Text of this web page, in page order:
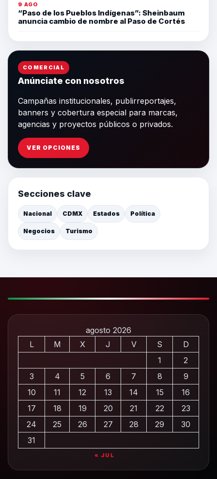
9 AGO
“Paso de los Pueblos Indígenas”: Sheinbaum
anuncia cambio de nombre al Paso de Cortés
COMERCIAL
Anúnciate con nosotros
Campañas institucionales, publirreportajes,
banners y cobertura especial para marcas,
agencias y proyectos públicos o privados.
VER OPCIONES
Secciones clave
Nacional CDMX Estados Política
Negocios Turismo
agosto 2026
L
M X J V S
D
1
2
3
4 5 6 7 8
9
10
11 12 13 14 15
16
17
18 19 20 21 22
23
24
25 26 27 28 29
30
31
« JUL